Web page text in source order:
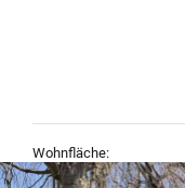
Wohnfläche:
136,32 m²